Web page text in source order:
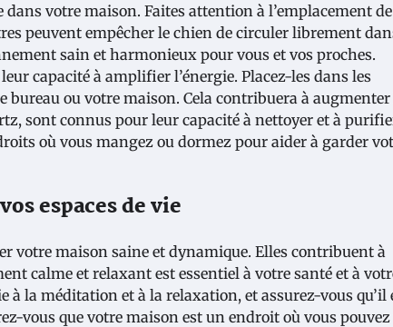
votre maison. Faites attention à l’emplacement
peuvent empêcher le chien de circuler librement
sain et harmonieux pour vous et vos proches.
capacité à amplifier l’énergie. Placez-les dans les
bureau ou votre maison. Cela contribuera à augmenter
sont connus pour leur capacité à nettoyer et à
où vous mangez ou dormez pour aider à garder
espaces de vie
votre maison saine et dynamique. Elles contribuent à
calme et relaxant est essentiel à votre santé et à
à la méditation et à la relaxation, et assurez-vous qu’il
vous que votre maison est un endroit où vous pouvez